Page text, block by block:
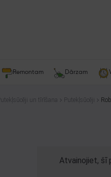
Remontam Dārzam
Putekļsūcēji un tīrīšana Putekļsūcēji
Atvainojiet, šī